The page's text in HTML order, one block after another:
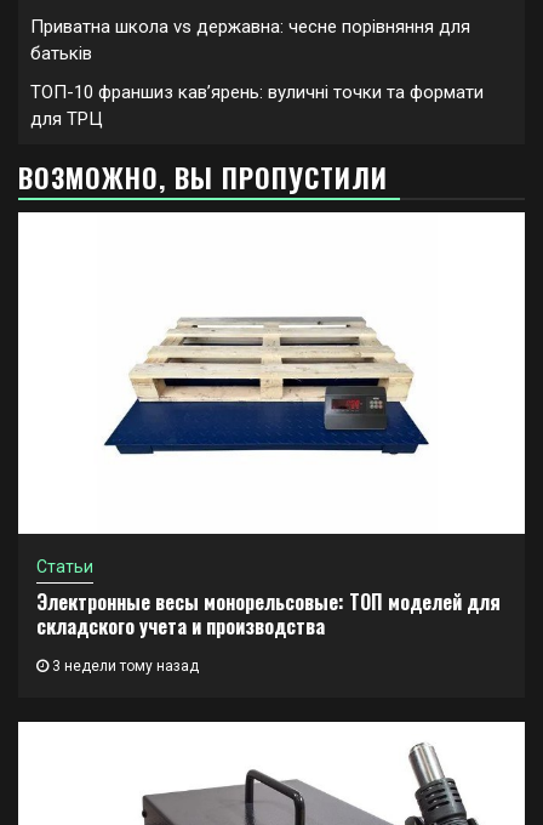
Приватна школа vs державна: чесне порівняння для
батьків
ТОП-10 франшиз кавʼярень: вуличні точки та формати
для ТРЦ
ВОЗМОЖНО, ВЫ ПРОПУСТИЛИ
Статьи
Электронные весы монорельсовые: ТОП моделей для
складского учета и производства
3 недели тому назад